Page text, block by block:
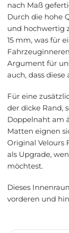
nach Maß
Durch die hohe
und hochwertig
15 mm, was für
Argument für
auch, dass
Für eine
der dicke Rand,
Doppelnaht am
Matten eignen
Original Velours
als Upgrade,
möchtest.
Dieses
vorderen und